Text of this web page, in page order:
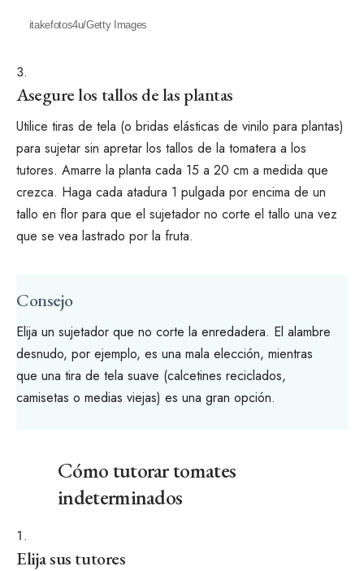
itakefotos4u/Getty Images
Asegure los tallos de las plantas
Utilice tiras de tela (o bridas elásticas de vinilo para plantas)
para sujetar sin apretar los tallos de la tomatera a los
tutores. Amarre la planta cada 15 a 20 cm a medida que
crezca. Haga cada atadura 1 pulgada por encima de un
tallo en flor para que el sujetador no corte el tallo una vez
que se vea lastrado por la fruta.
Consejo
Elija un sujetador que no corte la enredadera. El alambre
desnudo, por ejemplo, es una mala elección, mientras
que una tira de tela suave (calcetines reciclados,
camisetas o medias viejas) es una gran opción.
Cómo tutorar tomates
indeterminados
Elija sus tutores